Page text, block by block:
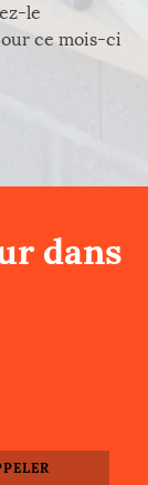
le
ce mois-ci
dans